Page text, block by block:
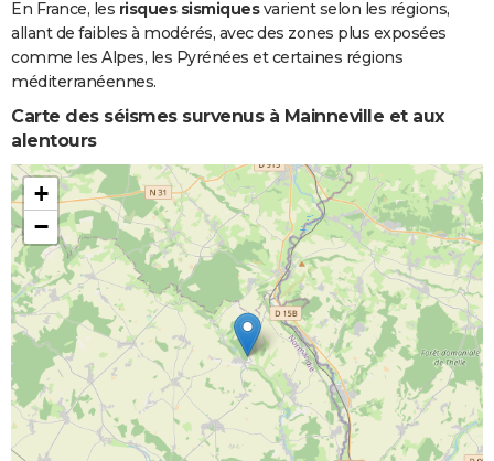
En France, les risques sismiquesvarient selon les régions,
allant de faibles à modérés, avec des zones plus exposées
comme les Alpes, les Pyrénées et certaines régions
méditerranéennes.
Carte des séismes survenus à Mainneville et aux
alentours
+
−